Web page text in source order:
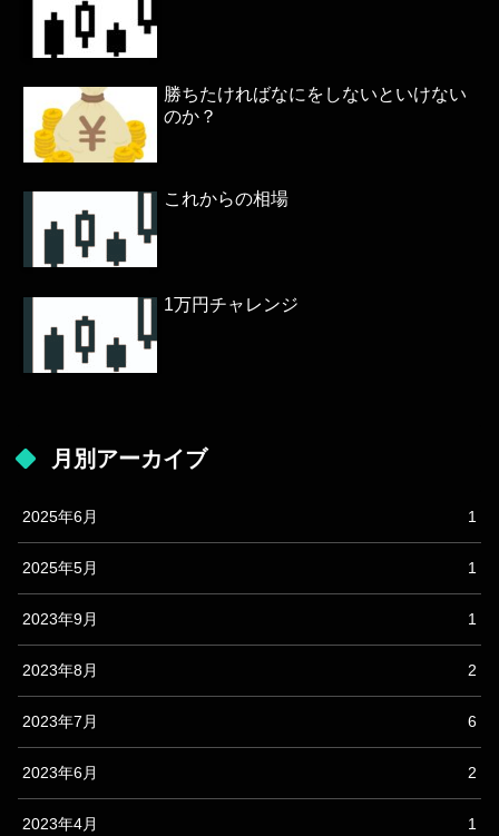
勝ちたければなにをしないといけない
のか？
これからの相場
1万円チャレンジ
月別アーカイブ
2025年6月 1
2025年5月 1
2023年9月 1
2023年8月 2
2023年7月 6
2023年6月 2
2023年4月 1